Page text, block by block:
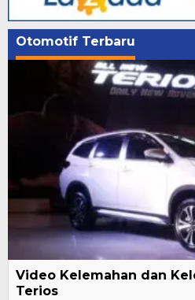
Otomotif Terbaru
Video Kelemahan dan
Terios